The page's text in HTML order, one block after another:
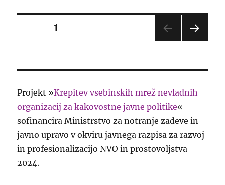
Številčenje
1
STRA
Projekt »Krepitev vsebinskih mrež nevladnih
organizacij za kakovostne javne politike«
sofinancira Ministrstvo za notranje zadeve in
javno upravo v okviru javnega razpisa za razvoj
in profesionalizacijo NVO in prostovoljstva
2024.